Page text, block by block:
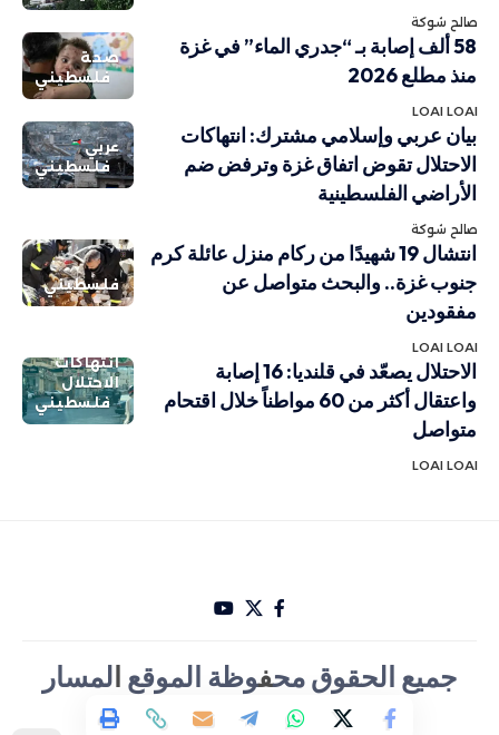
صالح شوكة
صحة
فلسطيني
58 ألف إصابة بـ “جدري الماء” في غزة
منذ مطلع 2026
LOAI LOAI
عربي
فلسطيني
بيان عربي وإسلامي مشترك: انتهاكات
الاحتلال تقوض اتفاق غزة وترفض ضم
الأراضي الفلسطينية
صالح شوكة
فلسطيني
انتشال 19 شهيدًا من ركام منزل عائلة كرم
جنوب غزة.. والبحث متواصل عن
مفقودين
LOAI LOAI
انتهاكات
الاحتلال
فلسطيني
الاحتلال يصعّد في قلنديا: 16 إصابة
واعتقال أكثر من 60 مواطناً خلال اقتحام
متواصل
LOAI LOAI
جميع الحقوق محفوظة الموقع المسار
الأخباري تصميم Hakam